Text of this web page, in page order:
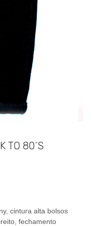
TO 80´S
cintura alta bolsos
fechamento